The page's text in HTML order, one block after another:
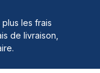
les frais
de livraison,